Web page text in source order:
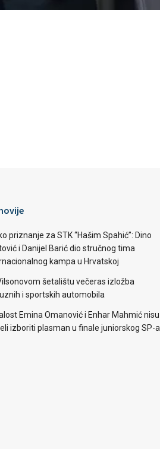
priznanje za STK “Hašim Spahić”: Dino
i Danijel Barić dio stručnog tima
kampa u Hrvatskoj
šetalištu večeras izložba
i sportskih automobila
Emina Omanović i Enhar Mahmić nisu
izboriti plasman u finale juniorskog SP-a